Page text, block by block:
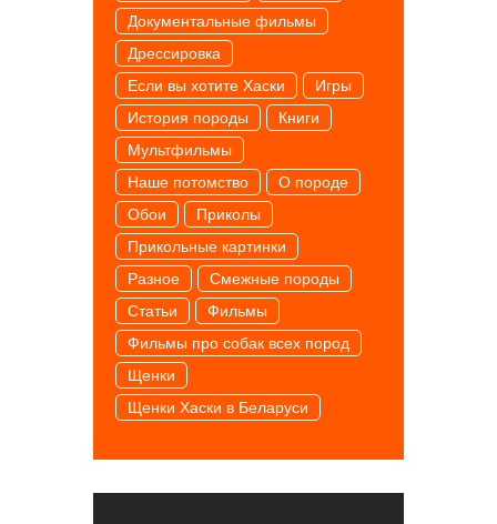
Документальные фильмы
Дрессировка
Если вы хотите Хаски
Игры
История породы
Книги
Мультфильмы
Наше потомство
О породе
Обои
Приколы
Прикольные картинки
Разное
Смежные породы
Статьи
Фильмы
Фильмы про собак всех пород
Щенки
Щенки Хаски в Беларуси